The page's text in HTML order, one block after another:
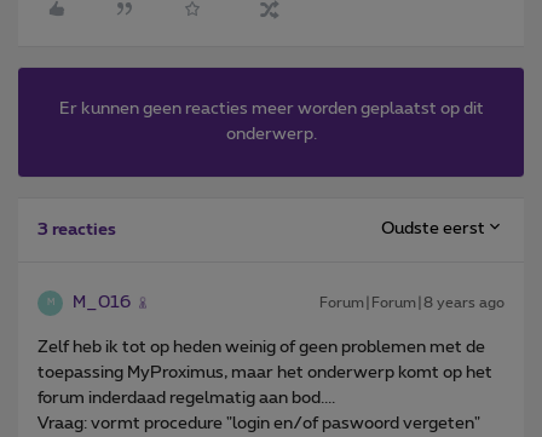
Er kunnen geen reacties meer worden geplaatst op dit
onderwerp.
3 reacties Oudste eerst
M M_016 Forum|Forum|8 years ago
Zelf heb ik tot op heden weinig of geen problemen met de
toepassing MyProximus, maar het onderwerp komt op het
forum inderdaad regelmatig aan bod....
Vraag: vormt procedure "login en/of paswoord vergeten"